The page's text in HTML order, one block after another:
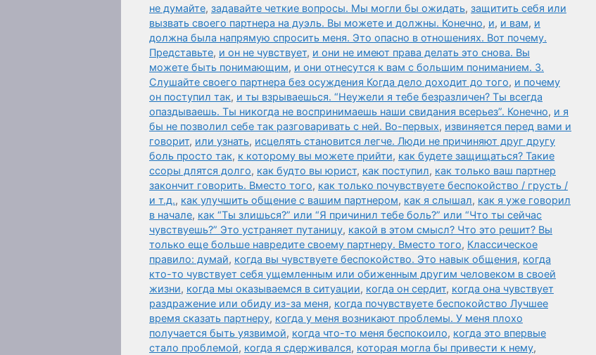
не думайте, задавайте четкие вопросы. Мы могли бы ожидать, защитить себя или
вызвать своего партнера на дуэль. Вы можете и должны. Конечно, и, и вам, и
должна была напрямую спросить меня. Это опасно в отношениях. Вот почему.
Представьте, и он не чувствует, и они не имеют права делать это снова. Вы
можете быть понимающим, и они отнесутся к вам с большим пониманием. 3.
Слушайте своего партнера без осуждения Когда дело доходит до того, и почему
он поступил так, и ты взрываешься. “Неужели я тебе безразличен? Ты всегда
опаздываешь. Ты никогда не воспринимаешь наши свидания всерьез”. Конечно, и я
бы не позволил себе так разговаривать с ней. Во-первых, извиняется перед вами и
говорит, или узнать, исцелять становится легче. Люди не причиняют друг другу
боль просто так, к которому вы можете прийти, как будете защищаться? Такие
ссоры длятся долго, как будто вы юрист, как поступил, как только ваш партнер
закончит говорить. Вместо того, как только почувствуете беспокойство / грусть /
и т.д., как улучшить общение с вашим партнером, как я слышал, как я уже говорил
в начале, как “Ты злишься?” или “Я причинил тебе боль?” или “Что ты сейчас
чувствуешь?” Это устраняет путаницу, какой в этом смысл? Что это решит? Вы
только еще больше навредите своему партнеру. Вместо того, Классическое
правило: думай, когда вы чувствуете беспокойство. Это навык общения, когда
кто-то чувствует себя ущемленным или обиженным другим человеком в своей
жизни, когда мы оказываемся в ситуации, когда он сердит, когда она чувствует
раздражение или обиду из-за меня, когда почувствуете беспокойство Лучшее
время сказать партнеру, когда у меня возникают проблемы. У меня плохо
получается быть уязвимой, когда что-то меня беспокоило, когда это впервые
стало проблемой, когда я сдерживался, которая могла бы привести к нему,